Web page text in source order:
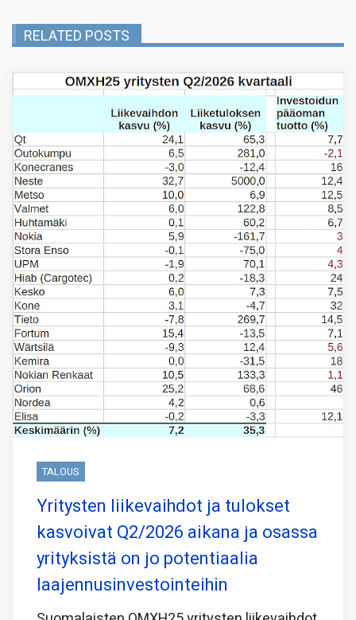
RELATED POSTS
TALOUS
Yritysten liikevaihdot ja tulokset
kasvoivat Q2/2026 aikana ja osassa
yrityksistä on jo potentiaalia
laajennusinvestointeihin